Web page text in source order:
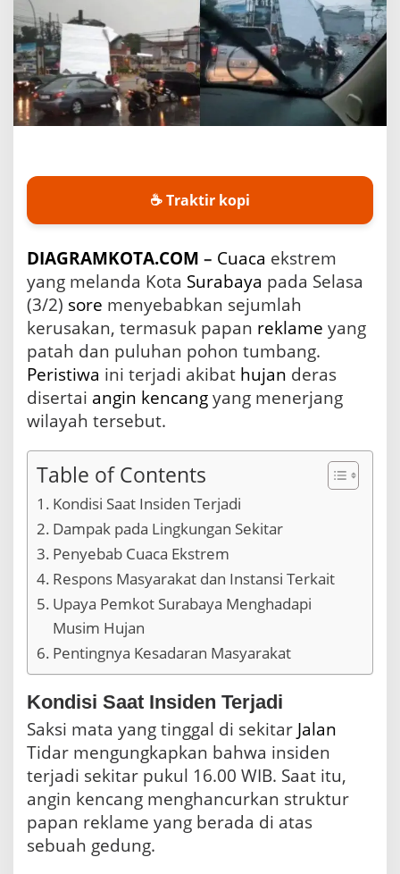
S
u
r
a
b
a
a
a
p
e
k
a
m
e
a
n
h
T
m
b
n
g
i
b
H
u
j
a
D
e
☕ Traktir kopi
DIAGRAMKOTA.COM – Cuaca ekstrem
yang melanda Kota Surabaya pada Selasa
(3/2) sore menyebabkan sejumlah
kerusakan, termasuk papan reklame yang
Peristiwa ini terjadi akibat hujan deras
disertai angin kencangyang menerjang
wilayah tersebut.
Table of Contents
Kondisi Saat Insiden Terjadi
Dampak pada Lingkungan Sekitar
Penyebab Cuaca Ekstrem
Respons Masyarakat dan Instansi Terkait
Upaya Pemkot Surabaya Menghadapi
Musim Hujan
Pentingnya Kesadaran Masyarakat
Kondisi Saat Insiden Terjadi
Saksi mata yang tinggal di sekitar Jalan
Tidar mengungkapkan bahwa insiden
terjadi sekitar pukul 16.00 WIB. Saat itu,
angin kencang menghancurkan struktur
papan reklame yang berada di atas
sebuah gedung.